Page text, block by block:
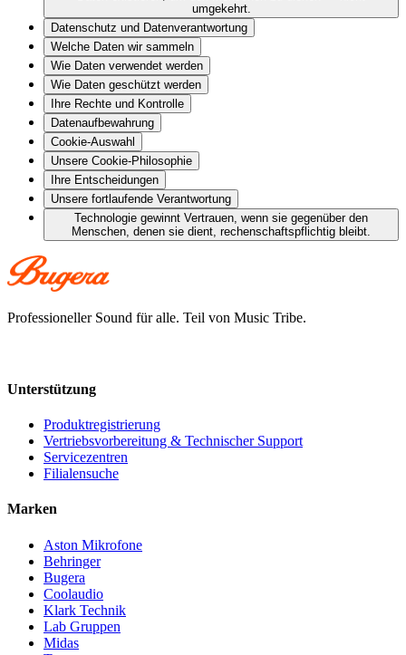
umgekehrt.
Datenschutz und Datenverantwortung
Welche Daten wir sammeln
Wie Daten verwendet werden
Wie Daten geschützt werden
Ihre Rechte und Kontrolle
Datenaufbewahrung
Cookie-Auswahl
Unsere Cookie-Philosophie
Ihre Entscheidungen
Unsere fortlaufende Verantwortung
Technologie gewinnt Vertrauen, wenn sie gegenüber den
Menschen, denen sie dient, rechenschaftspflichtig bleibt.
Professioneller Sound für alle. Teil von Music Tribe.
Unterstützung
Produktregistrierung
Vertriebsvorbereitung & Technischer Support
Servicezentren
Filialensuche
Marken
Aston Mikrofone
Behringer
Bugera
Coolaudio
Klark Technik
Lab Gruppen
Midas